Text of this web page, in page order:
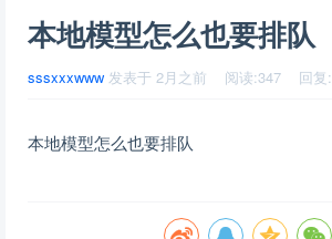
本地模型怎么也要排队
sssxxxwww 发表于 2月之前 阅读:347 回复:
本地模型怎么也要排队